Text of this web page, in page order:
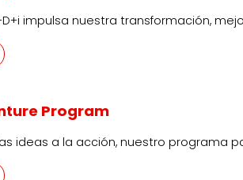
impulsa nuestra transformación,
Program
ideas a la acción, nuestro programa